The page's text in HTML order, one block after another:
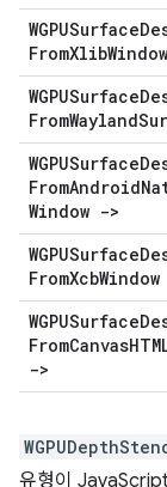
WGPUSurface
FromXlib
WGPUSurface
FromWayland
WGPUSurface
FromAndroid
Window ->
WGPUSurface
FromXcb
WGPUSurface
FromCanvas
->
유형이